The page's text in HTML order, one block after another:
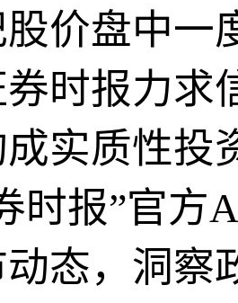
价盘中一
时报力求
实质性投
时报”官方
态，洞察